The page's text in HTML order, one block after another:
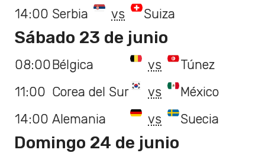
14:00 Serbia vs Suiza
Sábado 23 de junio
08:00Bélgica vs
Túnez
11:00 Corea del Sur vs
México
14:00 Alemania vs Suecia
Domingo 24 de junio